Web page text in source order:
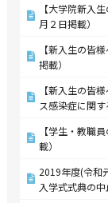
【大学院新入
月２日掲載）
【新入生の皆
掲載）
【新入生の皆
ス感染症に関
【学生・教職
載）
2019年度(令和
入学式式典の中